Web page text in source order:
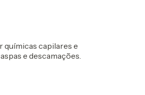
químicas capilares e
e descamações.